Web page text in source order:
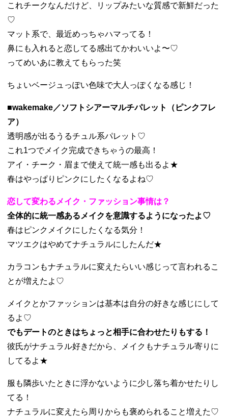
これチークなんだけど、リップみたいな質感で新鮮だった
♡
マット系で、最近めっちゃハマってる！
鼻にも入れると恋してる感出てかわいいよ〜♡
ってめいあに教えてもらった笑
ちょいベージュっぽい色味で大人っぽくなる感じ！
■wakemake／ソフトシアーマルチパレット（ピンクフレ
ア）
透明感が出るうるチュル系パレット♡
これ1つでメイク完成できちゃうの最高！
アイ・チーク・眉まで使えて統一感も出るよ★
春はやっぱりピンクにしたくなるよね♡
恋して変わるメイク・ファッション事情は？
全体的に統一感あるメイクを意識するようになったよ♡
春はピンクメイクにしたくなる気分！
マツエクはやめてナチュラルにしたんだ★
カラコンもナチュラルに変えたらいい感じって言われるこ
とが増えたよ♡
メイクとかファッションは基本は自分の好きな感じにして
るよ♡
でもデートのときはちょっと相手に合わせたりもする！
彼氏がナチュラル好きだから、メイクもナチュラル寄りに
してるよ★
服も隣歩いたときに浮かないように少し落ち着かせたりし
てる！
ナチュラルに変えたら周りからも褒められること増えた♡